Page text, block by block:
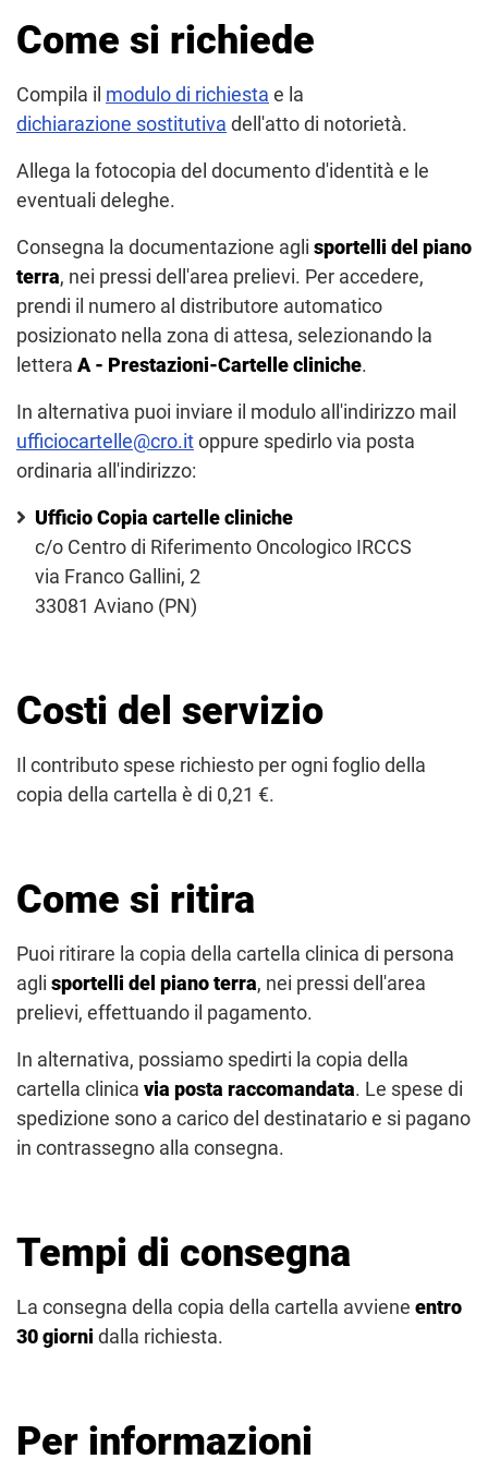
Come si richiede
Compila il modulo di richiesta e la
dichiarazione sostitutiva dell'atto di notorietà.
Allega la fotocopia del documento d'identità e le
eventuali deleghe.
Consegna la documentazione agli sportelli del piano
terra, nei pressi dell'area prelievi. Per accedere,
prendi il numero al distributore automatico
posizionato nella zona di attesa, selezionando la
lettera A - Prestazioni-Cartelle cliniche.
In alternativa puoi inviare il modulo all'indirizzo mail
ufficiocartelle@cro.itoppure spedirlo via posta
ordinaria all'indirizzo:
Ufficio Copia cartelle cliniche
c/o Centro di Riferimento Oncologico IRCCS
via Franco Gallini, 2
33081 Aviano (PN)
Costi del servizio
Il contributo spese richiesto per ogni foglio della
copia della cartella è di 0,21 €.
Come si ritira
Puoi ritirare la copia della cartella clinica di persona
agli sportelli del piano terra, nei pressi dell'area
prelievi, effettuando il pagamento.
In alternativa, possiamo spedirti la copia della
cartella clinica via posta raccomandata. Le spese di
spedizione sono a carico del destinatario e si pagano
in contrassegno alla consegna.
Tempi di consegna
La consegna della copia della cartella avviene entro
30 giorni dalla richiesta.
Per informazioni